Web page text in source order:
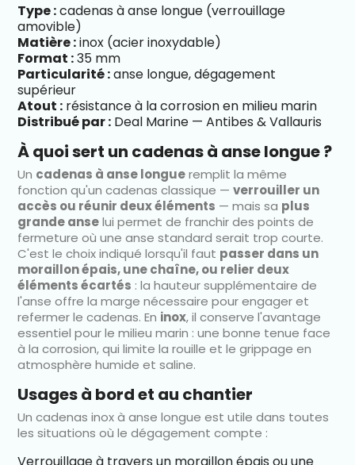
Type :cadenas à anse longue (verrouillage
amovible)
Matière :inox (acier inoxydable)
Format :35 mm
Particularité :anse longue, dégagement
supérieur
Atout : résistance à la corrosion en milieu marin
Distribué par : Deal Marine — Antibes & Vallauris
À quoi sert un cadenas à anse longue ?
Un cadenas à anse longueremplit la même
fonction qu'un cadenas classique —verrouiller un
accès ou réunir deux éléments — mais sa plus
grande anselui permet de franchir des points de
fermeture où une anse standard serait trop courte.
C'est le choix indiqué lorsqu'il faut passer dans un
moraillon épais, une chaîne, ou relier deux
éléments écartés : la hauteur supplémentaire de
l'anse offre la marge nécessaire pour engager et
refermer le cadenas. En inox, il conserve l'avantage
essentiel pour le milieu marin : une bonne tenue face
à la corrosion, qui limite la rouille et le grippage en
atmosphère humide et saline.
Usages à bord et au chantier
Un cadenas inox à anse longue est utile dans toutes
les situations où le dégagement compte :
Verrouillage à travers un moraillon épais ou une